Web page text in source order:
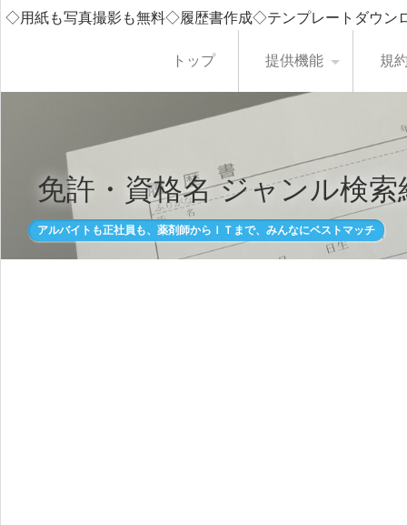
◇用紙も写真撮影も無料◇履歴書作成◇テンプレートダウ
トップ 提供機能 規
免許・資格名 ジャンル検索
アルバイトも正社員も、薬剤師からＩＴまで、みんなにベストマッチ